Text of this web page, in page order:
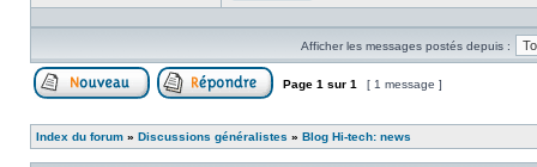
Profil
Afficher les messages postés depuis :
Page 1 sur 1 [ 1 message ]
Index du forum » Discussions généralistes » Blog Hi-tech: news